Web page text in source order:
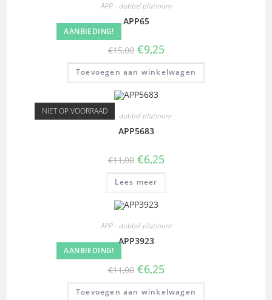
AANBIEDING!
APP - dubbel platinum
APP65
€15,00 €9,25
Toevoegen aan winkelwagen
NIET OP VOORRAADAPP - dubbel platinum
APP5683
€11,00 €6,25
Lees meer
AANBIEDING!
APP - dubbel platinum
APP3923
€11,00 €6,25
Toevoegen aan winkelwagen